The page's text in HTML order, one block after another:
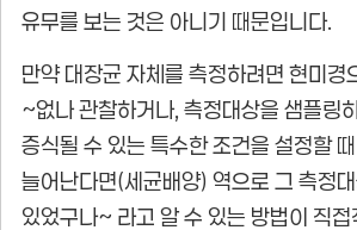
유무를 보는 것은 아니기 때문입니다.
만약 대장균 자체를 측정하려면 현미경
~없나 관찰하거나, 측정대상을 샘플링
증식될 수 있는 특수한 조건을 설정할
늘어난다면(세균배양) 역으로 그 측정
있었구나~ 라고 알 수 있는 방법이 직접